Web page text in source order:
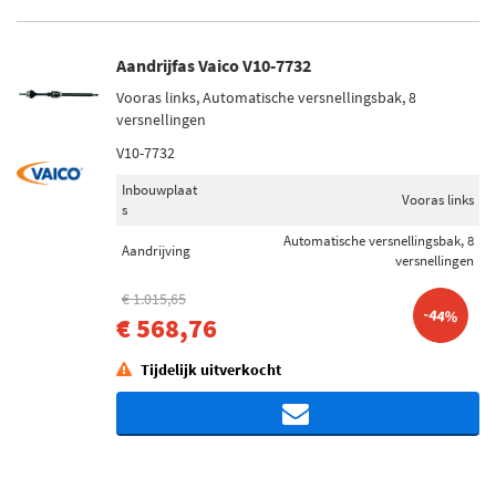
Aandrijfas Vaico V10-7732
Vooras links, Automatische versnellingsbak, 8
versnellingen
V10-7732
Inbouwplaat
s
Vooras links
Aandrijving
Automatische versnellingsbak, 8
versnellingen
€ 1.015,65
€ 568,76 -44%
Tijdelijk uitverkocht